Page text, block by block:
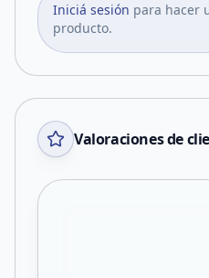
Iniciá sesión para hacer
producto.
Valoraciones de